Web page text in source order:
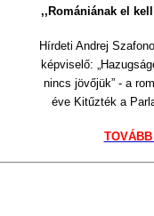
,,Romániának el
Hírdeti Andrej
képviselő:
nincs jövőjük” - a
éve Kitűzték a